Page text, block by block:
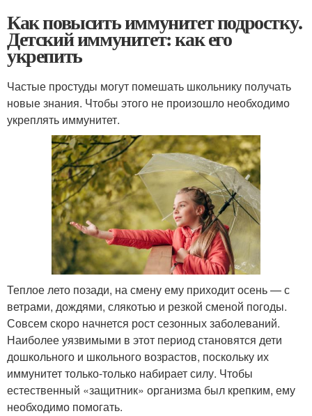
Как повысить иммунитет подростку.
Детский иммунитет: как его
укрепить
Частые простуды могут помешать школьнику получать
новые знания. Чтобы этого не произошло необходимо
укреплять иммунитет.
Теплое лето позади, на смену ему приходит осень — с
ветрами, дождями, слякотью и резкой сменой погоды.
Совсем скоро начнется рост сезонных заболеваний.
Наиболее уязвимыми в этот период становятся дети
дошкольного и школьного возрастов, поскольку их
иммунитет только-только набирает силу. Чтобы
естественный «защитник» организма был крепким, ему
необходимо помогать.